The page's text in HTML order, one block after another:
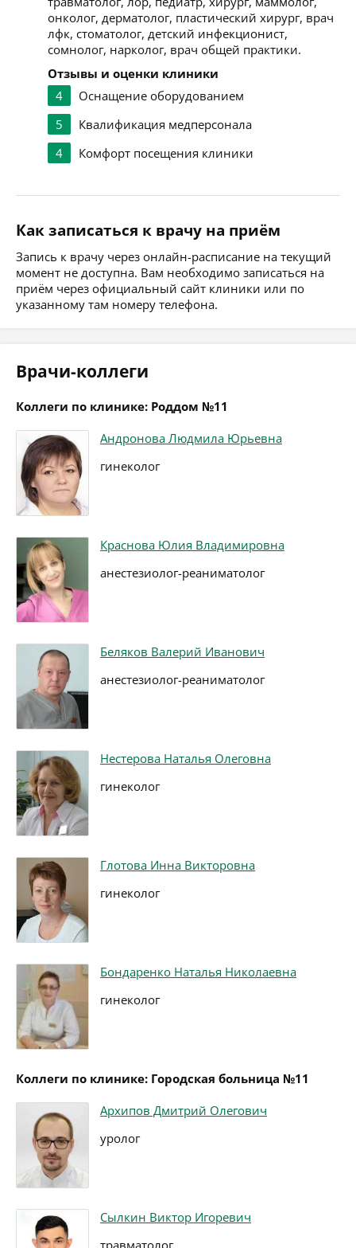
онколог, дерматолог, пластический хирург, врач
лфк, стоматолог, детский инфекционист,
сомнолог, нарколог, врач общей практики.
Отзывы и оценки клиники
4
Оснащение оборудованием
5
Квалификация медперсонала
4
Комфорт посещения клиники
Как записаться к врачу на приём
Запись к врачу через онлайн-расписание на текущий
момент не доступна. Вам необходимо записаться на
приём через официальный сайт клиники или по
указанному там номеру телефона.
Врачи-коллеги
Коллеги по клинике: Роддом №11
Андронова Людмила Юрьевна
гинеколог
Краснова Юлия Владимировна
анестезиолог-реаниматолог
Беляков Валерий Иванович
анестезиолог-реаниматолог
Нестерова Наталья Олеговна
гинеколог
Глотова Инна Викторовна
гинеколог
Бондаренко Наталья Николаевна
гинеколог
Коллеги по клинике: Городская больница №11
Архипов Дмитрий Олегович
уролог
Сылкин Виктор Игоревич
травматолог